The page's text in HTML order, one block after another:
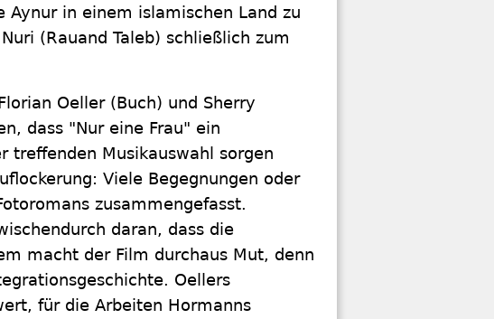
in einem islamischen Land zu
(Rauand Taleb) schließlich zum
Oeller (Buch) und Sherry
dass "Nur eine Frau" ein
treffenden Musikauswahl sorgen
Viele Begegnungen oder
zusammengefasst.
daran, dass die
macht der Film durchaus Mut, denn
Oellers
für die Arbeiten Hormanns